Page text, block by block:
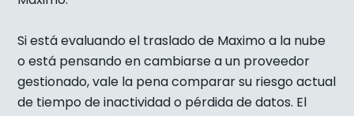
Si está evaluando el traslado de Maximo a la nube
o está pensando en cambiarse a un proveedor
gestionado, vale la pena comparar su riesgo actual
de tiempo de inactividad o pérdida de datos. El